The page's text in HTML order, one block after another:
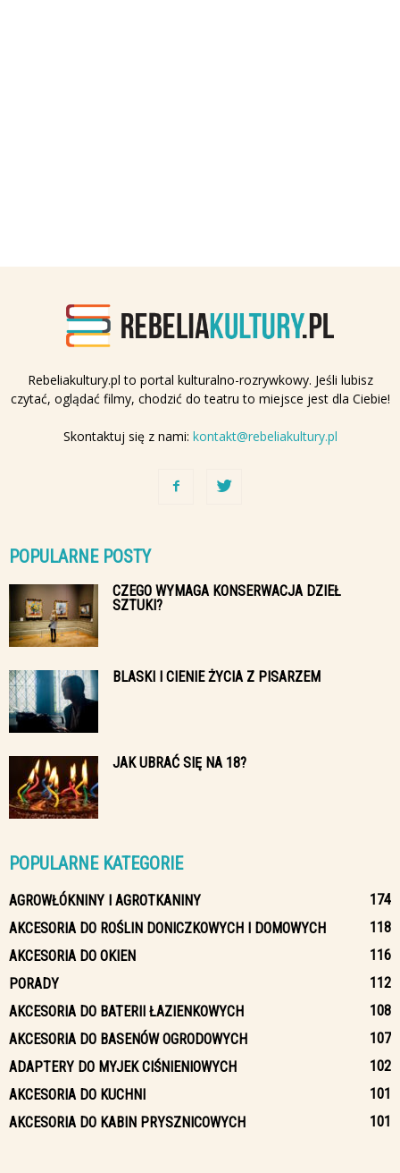
Rebeliakultury.pl to portal kulturalno-rozrywkowy. Jeśli lubisz
czytać, oglądać filmy, chodzić do teatru to miejsce jest dla Ciebie!
Skontaktuj się z nami: kontakt@rebeliakultury.pl
POPULARNE POSTY
CZEGO WYMAGA KONSERWACJA DZIEŁ
SZTUKI?
BLASKI I CIENIE ŻYCIA Z PISARZEM
JAK UBRAĆ SIĘ NA 18?
POPULARNE KATEGORIE
AGROWŁÓKNINY I AGROTKANINY
174
AKCESORIA DO ROŚLIN DONICZKOWYCH I DOMOWYCH
118
AKCESORIA DO OKIEN
116
PORADY
112
AKCESORIA DO BATERII ŁAZIENKOWYCH
108
AKCESORIA DO BASENÓW OGRODOWYCH
107
ADAPTERY DO MYJEK CIŚNIENIOWYCH
102
AKCESORIA DO KUCHNI
101
AKCESORIA DO KABIN PRYSZNICOWYCH
101